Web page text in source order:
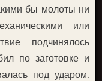
бы молоты ни
или
подчинялось
по заготовке и
под ударом.